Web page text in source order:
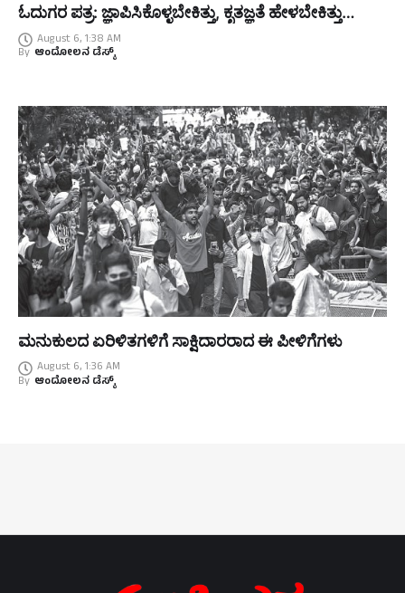
ಓದುಗರ ಪತ್ರ: ಜ್ಞಾಪಿಸಿಕೊಳ್ಳಬೇಕಿತ್ತು, ಕೃತಜ್ಞತೆ ಹೇಳಬೇಕಿತ್ತು…
August 6, 1:38 AM
By ಆಂದೋಲನ ಡೆಸ್ಕ್
ಮನುಕುಲದ ಏರಿಳಿತಗಳಿಗೆ ಸಾಕ್ಷಿದಾರರಾದ ಈ ಪೀಳಿಗೆಗಳು
August 6, 1:36 AM
By ಆಂದೋಲನ ಡೆಸ್ಕ್